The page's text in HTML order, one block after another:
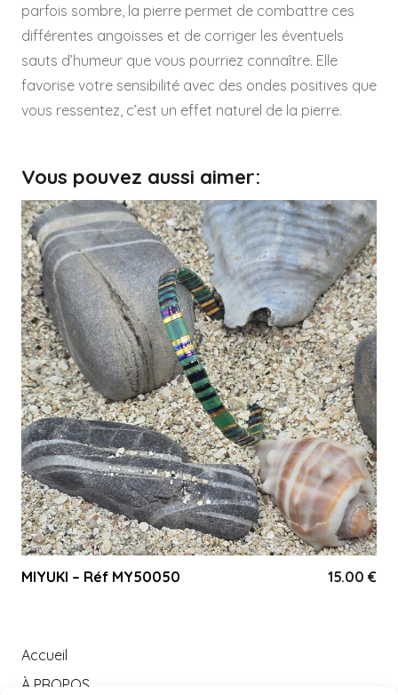
parfois sombre, la pierre permet de combattre ces
différentes angoisses et de corriger les éventuels
sauts d’humeur que vous pourriez connaître. Elle
favorise votre sensibilité avec des ondes positives que
vous ressentez, c’est un effet naturel de la pierre.
Vous pouvez aussi aimer:
MIYUKI – Réf MY50050 15.00 €
Accueil
À PROPOS